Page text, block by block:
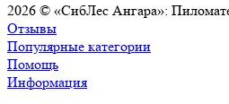
2026 © «СибЛес Ангара»:
Отзывы
Популярные категории
Помощь
Информация